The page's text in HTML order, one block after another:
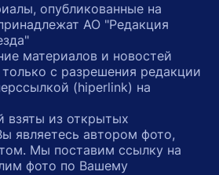
опубликованные на
АО "Редакция
материалов и новостей
с разрешения редакции
(hiperlink) на
взяты из открытых
являетесь автором фото,
Мы поставим ссылку на
фото по Вашему